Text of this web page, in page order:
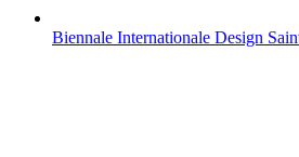
Biennale Internationale Design